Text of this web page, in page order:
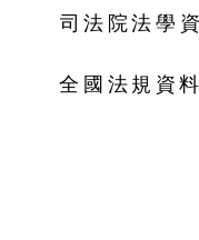
司法院法學
全國法規資